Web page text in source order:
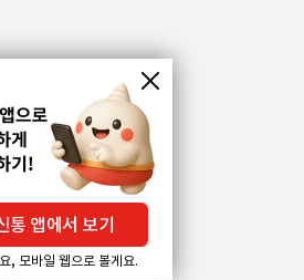
통 앱에서 보기
, 모바일 웹으로 볼게요.